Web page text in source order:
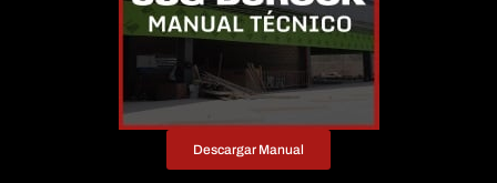
Descargar Manual